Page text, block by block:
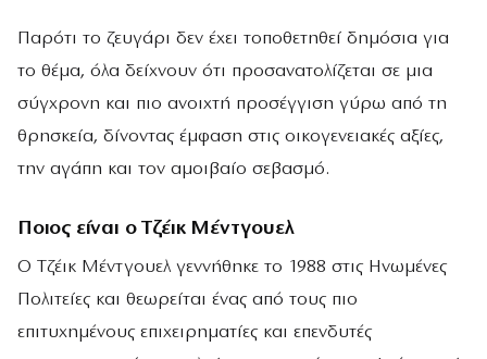
Παρότι το ζευγάρι δεν έχει τοποθετηθεί δημόσια για
το θέμα, όλα δείχνουν ότι προσανατολίζεται σε μια
σύγχρονη και πιο ανοιχτή προσέγγιση γύρω από τη
θρησκεία, δίνοντας έμφαση στις οικογενειακές αξίες,
την αγάπη και τον αμοιβαίο σεβασμό.
Ποιος είναι ο Τζέικ Μέντγουελ
Ο Τζέικ Μέντγουελ γεννήθηκε το 1988 στις Ηνωμένες
Πολιτείες και θεωρείται ένας από τους πιο
επιτυχημένους επιχειρηματίες και επενδυτές